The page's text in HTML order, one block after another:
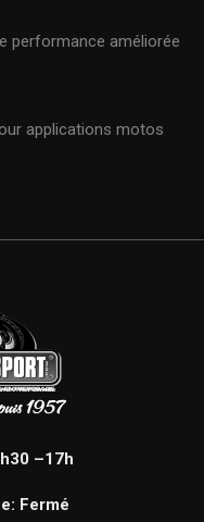
performance améliorée
applications motos
–17h
Fermé